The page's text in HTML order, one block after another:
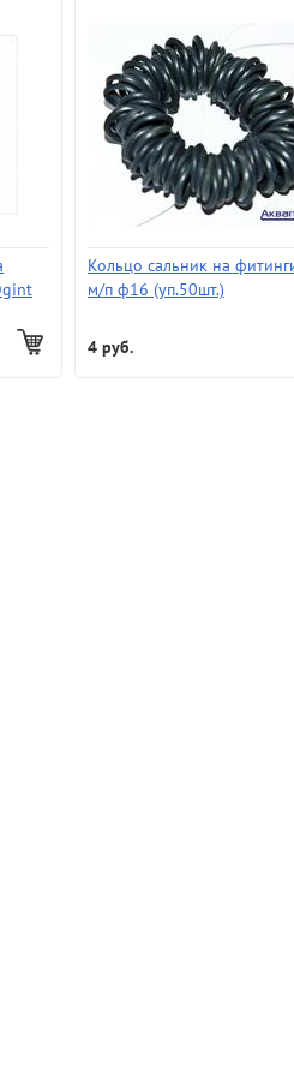
Кольцо сальник на
м/п ф16 (уп.50шт.)
4 руб.